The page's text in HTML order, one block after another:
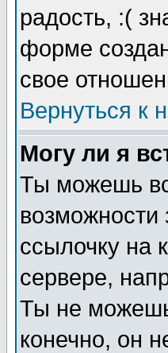
радость, :(
форме
свое
Вернуться к
Могу ли я
Ты можешь
возможности
ссылочку на
сервере,
Ты не
конечно, он